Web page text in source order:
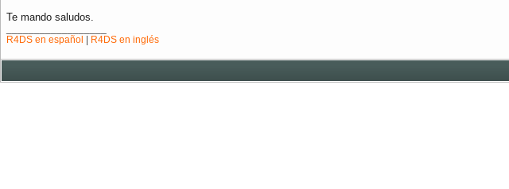
Te mando saludos.
R4DS en español
R4DS en inglés